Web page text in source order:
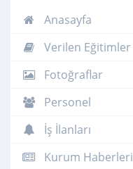
Anasayfa
Verilen Eğitimler
Fotoğraflar
Personel
İş İlanları
Kurum Haberleri